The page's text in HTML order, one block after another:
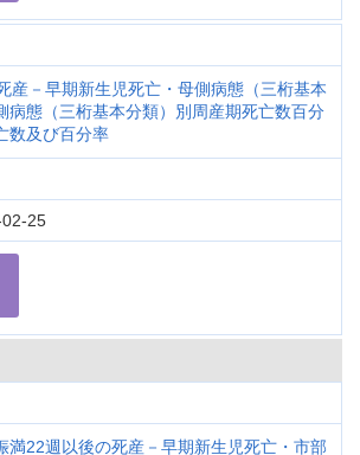
産－早期新生児死亡・母側病態（三桁基本
病態（三桁基本分類）別周産期死亡数百分
数及び百分率
25
満22週以後の死産－早期新生児死亡・市部